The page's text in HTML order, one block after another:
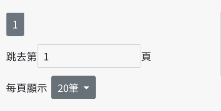
第
1
跳去第
頁碼
頁
每頁顯示 20筆